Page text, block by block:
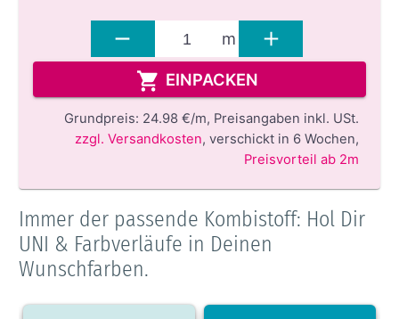
m
EINPACKEN
Grundpreis: 24.98 €/m, Preisangaben inkl. USt.
zzgl. Versandkosten,verschickt in 6 Wochen,
Preisvorteil ab 2m
Immer der passende Kombistoff: Hol Dir
UNI & Farbverläufe in Deinen
Wunschfarben.